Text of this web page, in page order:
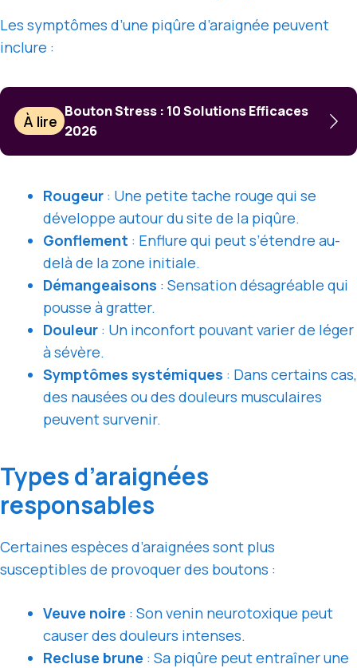
Les symptômes d’une piqûre d’araignée peuvent
inclure :
À lire
Bouton Stress : 10 Solutions Efficaces
2026
Rougeur : Une petite tache rouge qui se
développe autour du site de la piqûre.
Gonflement : Enflure qui peut s’étendre au-
delà de la zone initiale.
Démangeaisons : Sensation désagréable qui
pousse à gratter.
Douleur : Un inconfort pouvant varier de léger
à sévère.
Symptômes systémiques : Dans certains cas,
des nausées ou des douleurs musculaires
peuvent survenir.
Types d’araignées
responsables
Certaines espèces d’araignées sont plus
susceptibles de provoquer des boutons :
Veuve noire : Son venin neurotoxique peut
causer des douleurs intenses.
Recluse brune : Sa piqûre peut entraîner une